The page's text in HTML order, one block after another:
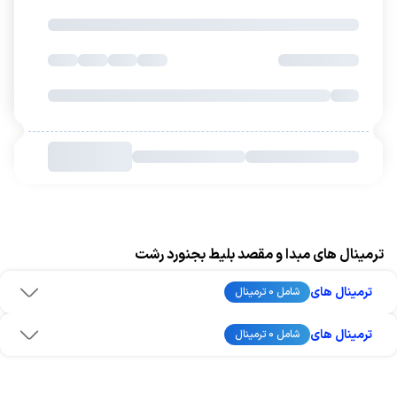
ترمینال های مبدا و مقصد بلیط بجنورد رشت
ترمینال های شامل 0 ترمینال
ترمینال های شامل 0 ترمینال